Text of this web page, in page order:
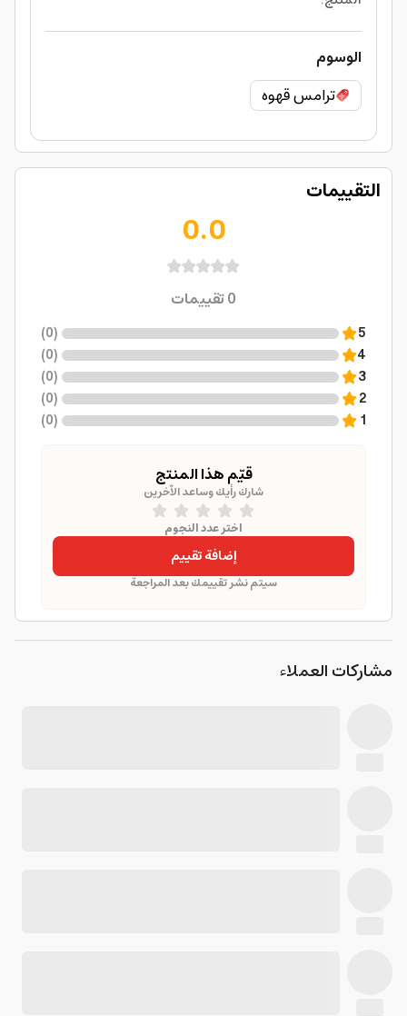
الوسوم
ترامس قهوه
التقييمات
0.0
0تقييمات
5
(
0
)
4
(
0
)
3
(
0
)
2
(
0
)
1
(
0
)
قيّم هذا المنتج
شارك رأيك وساعد الآخرين
اختر عدد النجوم
إضافة تقييم
سيتم نشر تقييمك بعد المراجعة
مشاركات العملاء